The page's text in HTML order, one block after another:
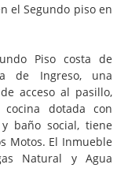
el Segundo piso en
Piso costa de
de Ingreso, una
acceso al pasillo,
dotada con
baño social, tiene
Motos. El Inmueble
Natural y Agua